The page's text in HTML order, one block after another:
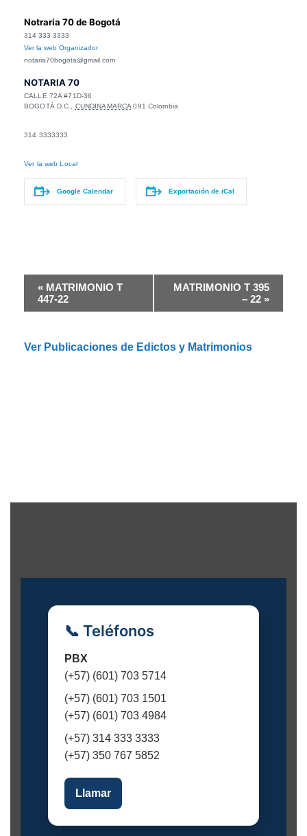
Notraria 70 de Bogotá
314 333 3333
Ver la web Organizador
notaria70bogota@gmail.com
NOTARIA 70
CALLE 72A #71D-36
BOGOTÁ D.C.
CUNDINAMARCA 091 Colombia
314 3333333
Ver la web Local
Google Calendar Exportación de iCal
v
g
o
« MATRIMONIO T
447-22
MATRIMONIO T 395
– 22 »
Ver Publicaciones de Edictos y Matrimonios
📞 Teléfonos
PBX
(+57) (601) 703 5714
(+57) (601) 703 1501
(+57) (601) 703 4984
(+57) 314 333 3333
(+57) 350 767 5852
Llamar